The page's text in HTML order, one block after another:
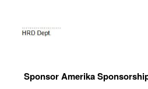
Sponsor Amerika